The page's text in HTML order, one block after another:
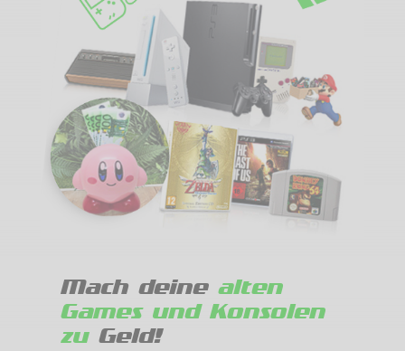
Mach deine alten
Games und Konsolen
zuGeld!